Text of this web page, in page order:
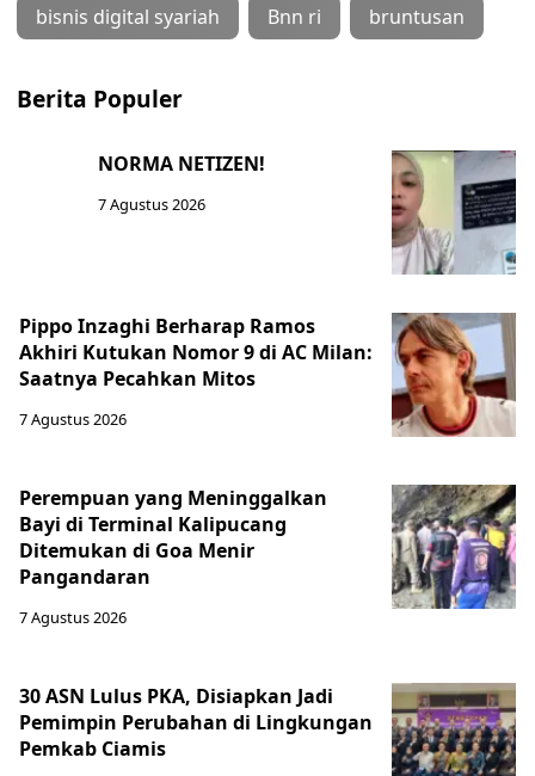
bisnis digital syariah Bnn ri bruntusan
Berita Populer
NORMA NETIZEN!
7 Agustus 2026
Pippo Inzaghi Berharap Ramos
Akhiri Kutukan Nomor 9 di AC Milan:
Saatnya Pecahkan Mitos
7 Agustus 2026
Perempuan yang Meninggalkan
Bayi di Terminal Kalipucang
Ditemukan di Goa Menir
Pangandaran
7 Agustus 2026
30 ASN Lulus PKA, Disiapkan Jadi
Pemimpin Perubahan di Lingkungan
Pemkab Ciamis